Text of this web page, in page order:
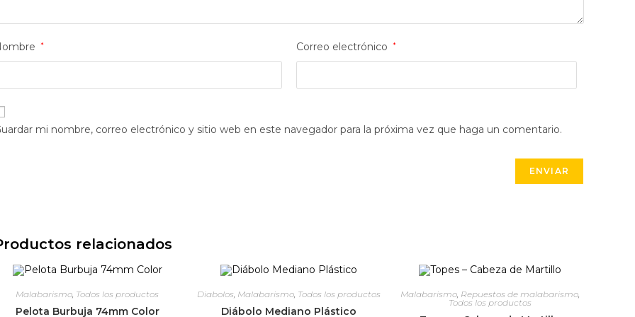
* Correo electrónico *
mi nombre, correo electrónico y sitio web en este navegador para la próxima vez que haga un comentario.
relacionados
Malabarismo, Todos los productos
Pelota Burbuja 74mm Color
Diabolos, Malabarismo, Todos los productos
Diábolo Mediano Plástico
Malabarismo, Repuestos de malabarismo,
Todos los productos